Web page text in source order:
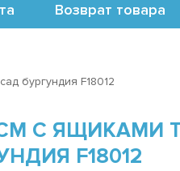
Возврат товара
бургундия F18012
С ЯЩИКАМИ
F18012